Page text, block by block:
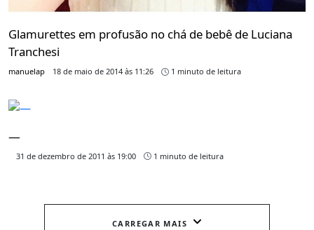
Glamurettes em profusão no chá de bebê de Luciana
Tranchesi
manuelap 18 de maio de 2014 às 11:26 1 minuto de leitura
—
31 de dezembro de 2011 às 19:00 1 minuto de leitura
CARREGAR MAIS